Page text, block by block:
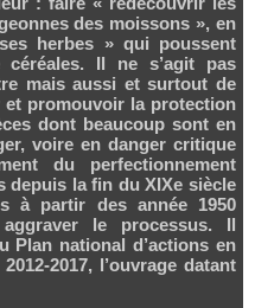
des moissons », en
herbes » qui poussent
Il ne s’agit pas
mais aussi et surtout de
promouvoir la protection
dont beaucoup sont en
voire en danger critique
du perfectionnement
depuis la fin du XIXe siècle
à partir des année 1950
le processus. Il
Plan national d’actions en
2017, l’ouvrage datant